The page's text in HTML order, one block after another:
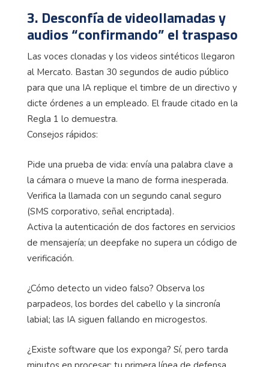
3. Desconfía de videollamadas y
audios “confirmando” el traspaso
Las voces clonadas y los videos sintéticos llegaron
al Mercato. Bastan 30 segundos de audio público
para que una IA replique el timbre de un directivo y
dicte órdenes a un empleado. El fraude citado en la
Regla 1 lo demuestra.
Consejos rápidos:
Pide una prueba de vida: envía una palabra clave a
la cámara o mueve la mano de forma inesperada.
Verifica la llamada con un segundo canal seguro
(SMS corporativo, señal encriptada).
Activa la autenticación de dos factores en servicios
de mensajería; un deepfake no supera un código de
verificación.
¿Cómo detecto un video falso? Observa los
parpadeos, los bordes del cabello y la sincronía
labial; las IA siguen fallando en microgestos.
¿Existe software que los exponga? Sí, pero tarda